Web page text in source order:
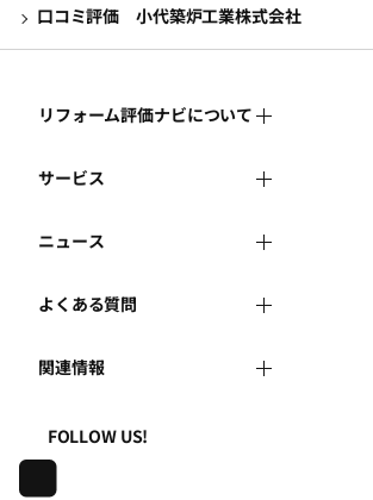
口コミ評価 小代築炉工業株式会社
リフォーム評価ナビについて
リフォーム評価ナビとは
運営体制
はじめての方へ
事務局へのお問い合せ
地域の相談窓口のみなさまへ
サービス
リフォーム会社を探す
リフォーム事例を見る
リフォームを相談する
リフォームを学ぶ
ニュース
新着情報
講習会・セミナー
連携機関・企業・団体トピックス
よくある質問
よくある質問
利用規約
関連情報
一般財団法人住まいづくりナビセンター
FOLLOW US!